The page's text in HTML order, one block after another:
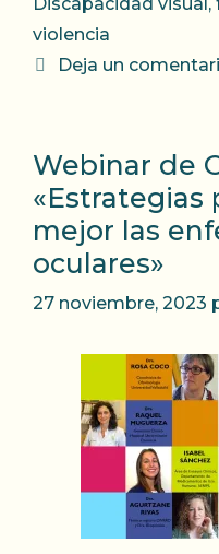
violencia
Deja un
Webinar de
«Estrategias
mejor las
oculares»
27 noviembre, 2023